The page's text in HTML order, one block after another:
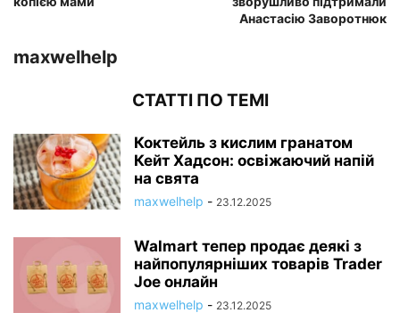
Анастасію Заворотнюк
maxwelhelp
СТАТТІ ПО ТЕМІ
Коктейль з кислим гранатом
Кейт Хадсон: освіжаючий напій
на свята
maxwelhelp - 23.12.2025
Walmart тепер продає деякі з
найпопулярніших товарів Trader
Joe онлайн
maxwelhelp - 23.12.2025